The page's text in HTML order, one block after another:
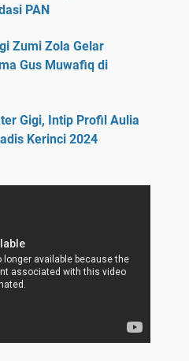
PAN
Zumi Zola Gelar
Gus Muwafiq di
Gigi, Intip Profil Aulia
Kerinci 2024